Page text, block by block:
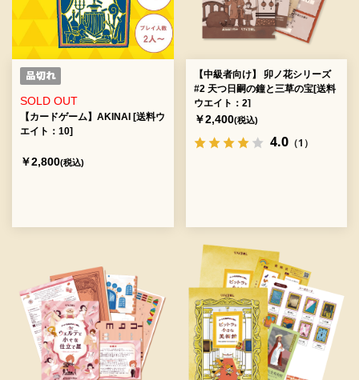
SOLD OUT
【カードゲーム】AKINAI [送料ウ
エイト：10]
￥2,800(税込)
【中級者向け】 卯ノ花シリーズ
#2 天つ日嗣の鐘と三草の宝[送料
ウエイト：2]
￥2,400(税込)
4.0（1）